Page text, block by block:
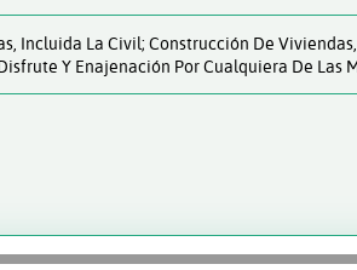
Incluida La Civil; Construcción De
Y Enajenación Por Cualquiera De Las